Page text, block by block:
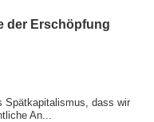
der Erschöpfung
Spätkapitalismus, dass wir
An...